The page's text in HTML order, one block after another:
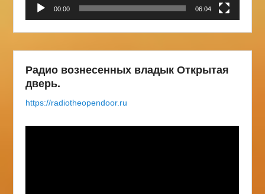
00:00 06:04
Радио вознесенных владык Открытая
дверь.
https://radiotheopendoor.ru